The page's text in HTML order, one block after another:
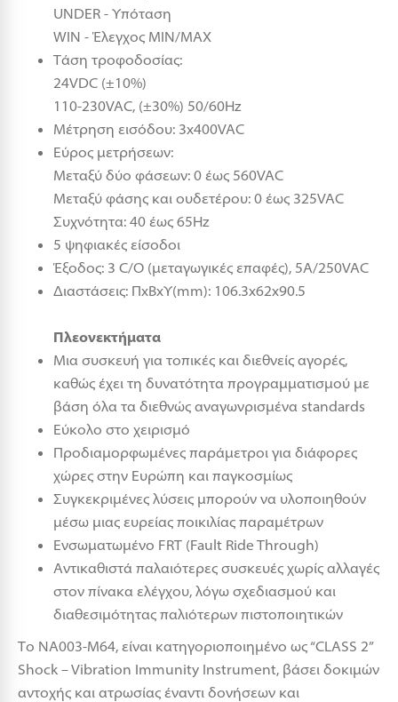
UNDER - Υπόταση
WIN - Έλεγχος MIN/MAX
Τάση τροφοδοσίας:
24VDC (±10%)
110-230VAC, (±30%) 50/60Hz
Μέτρηση εισόδου: 3x400VAC
Εύρος μετρήσεων:
Μεταξύ δύο φάσεων: 0 έως 560VAC
Μεταξύ φάσης και ουδετέρου: 0 έως 325VAC
Συχνότητα: 40 έως 65Hz
5 ψηφιακές είσοδοι
Έξοδος: 3 C/O (μεταγωγικές επαφές), 5Α/250VAC
Διαστάσεις: ΠxΒxΥ(mm): 106.3x62x90.5
Πλεονεκτήματα
Μια συσκευή για τοπικές και διεθνείς αγορές,
καθώς έχει τη δυνατότητα προγραμματισμού με
βάση όλα τα διεθνώς αναγωνρισμένα standards
Εύκολο στο χειρισμό
Προδιαμορφωμένες παράμετροι για διάφορες
χώρες στην Ευρώπη και παγκοσμίως
Συγκεκριμένες λύσεις μπορούν να υλοποιηθούν
μέσω μιας ευρείας ποικιλίας παραμέτρων
Ενσωματωμένο FRT (Fault Ride Through)
Αντικαθιστά παλαιότερες συσκευές χωρίς αλλαγές
στον πίνακα ελέγχου, λόγω σχεδιασμού και
διαθεσιμότητας παλιότερων πιστοποιητικών
Το ΝΑ003-Μ64, είναι κατηγοριοποιημένο ως “CLASS 2”
Shock – Vibration Immunity Instrument, βάσει δοκιμών
αντοχής και ατρωσίας έναντι δονήσεων και